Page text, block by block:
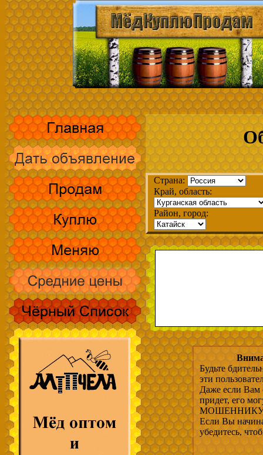
Страна:
Край, область:
Район, город:
Будьте
эти
Даже если Вам
придет, его
МОШЕННИКУ,
Если Вы
убедитесь,